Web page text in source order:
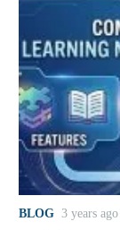
BLOG 3 years ago